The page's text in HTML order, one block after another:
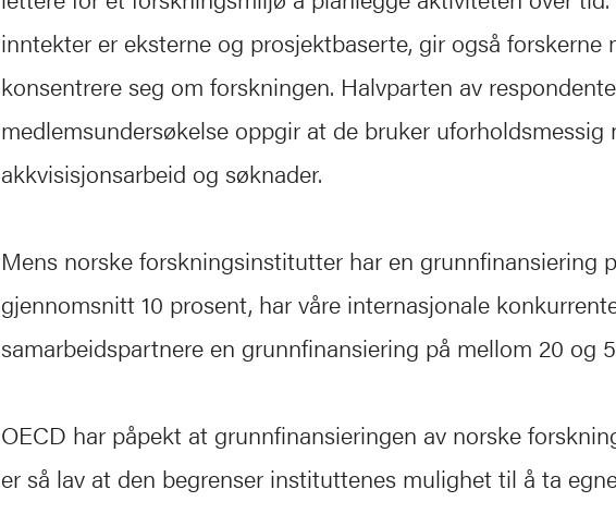
inntekter er eksterne og prosjektbaserte, gir også forskerne
konsentrere seg om forskningen. Halvparten av
medlemsundersøkelse oppgir at de bruker uforholdsmessig
akkvisisjonsarbeid og søknader.
Mens norske forskningsinstitutter har en grunnfinansiering
gjennomsnitt 10 prosent, har våre internasjonale
samarbeidspartnere en grunnfinansiering på mellom 20 og
OECD har påpekt at grunnfinansieringen av norske
er så lav at den begrenser instituttenes mulighet til å ta